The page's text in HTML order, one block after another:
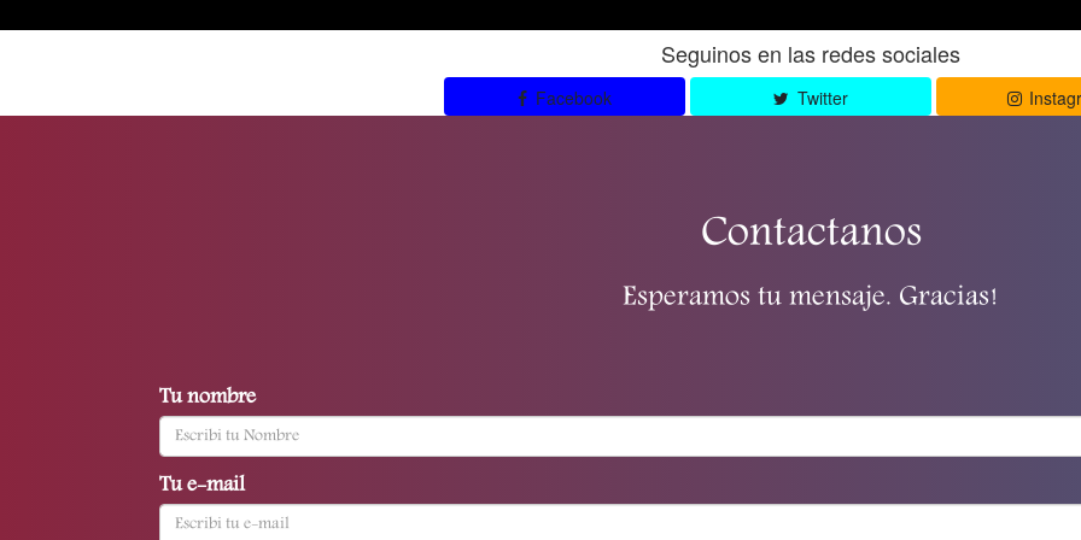
Seguinos en las redes sociales
Facebook Twitter
Contactanos
Esperamos tu mensaje. Gracias!
Tu nombre
Tu e-mail